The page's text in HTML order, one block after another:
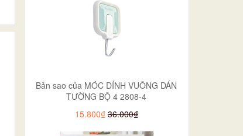
Bản sao của MÓC DÍNH VUÔNG DÁN
TƯỜNG BỘ 4 2808-4
15.800₫ 36.000₫